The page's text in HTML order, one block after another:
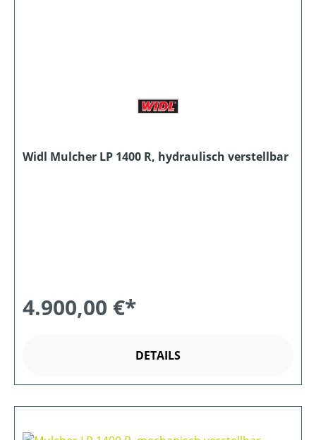
Widl Mulcher LP 1400 R, hydraulisch verstellbar
4.900,00 €*
DETAILS